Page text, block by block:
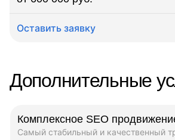
Оставить заявку
Дополнительные
Комплексное SEO
Самый стабильный и качественный